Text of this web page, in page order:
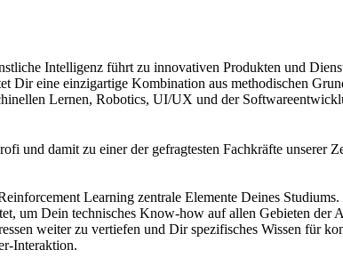
Intelligenz führt zu innovativen Produkten und
Dir eine einzigartige Kombination aus methodischen
Lernen, Robotics, UI/UX und der
damit zu einer der gefragtesten Fachkräfte unserer
Learning zentrale Elemente Deines
um Dein technisches Know-how auf allen Gebieten der
weiter zu vertiefen und Dir spezifisches Wissen für
Interaktion.